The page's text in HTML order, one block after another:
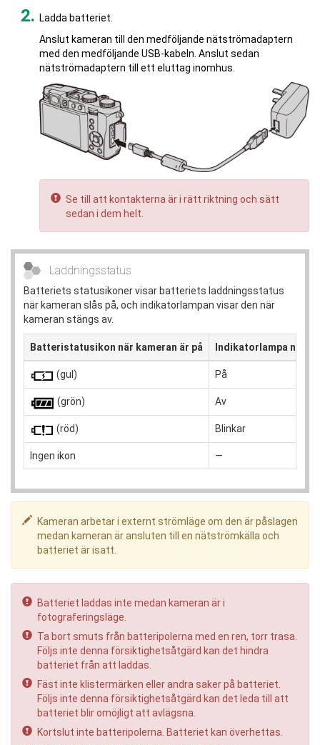
Ladda batteriet.
Anslut kameran till den medföljande nätströmadaptern
med den medföljande USB-kabeln. Anslut sedan
nätströmadaptern till ett eluttag inomhus.
Se till att kontakterna är i rätt riktning och sätt
sedan i dem helt.
Laddningsstatus
Batteriets statusikoner visar batteriets laddningsstatus
när kameran slås på, och indikatorlampan visar den när
kameran stängs av.
Batteristatusikon när kameran är på Indikatorlampa när
(gul) På
(grön) Av
(röd) Blinkar
Ingen ikon —
Kameran arbetar i externt strömläge om den är påslagen
medan kameran är ansluten till en nätströmkälla och
batteriet är isatt.
Batteriet laddas inte medan kameran är i
fotograferingsläge.
Ta bort smuts från batteripolerna med en ren, torr trasa.
Följs inte denna försiktighetsåtgärd kan det hindra
batteriet från att laddas.
Fäst inte klistermärken eller andra saker på batteriet.
Följs inte denna försiktighetsåtgärd kan det leda till att
batteriet blir omöjligt att avlägsna.
Kortslut inte batteripolerna. Batteriet kan överhettas.